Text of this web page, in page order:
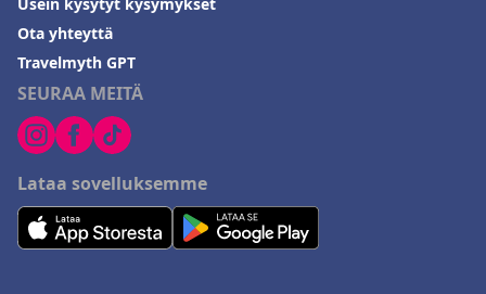
SEURAA MEITÄ
Lataa sovelluksemme
Ota yhteyttä
Travelmyth GPT